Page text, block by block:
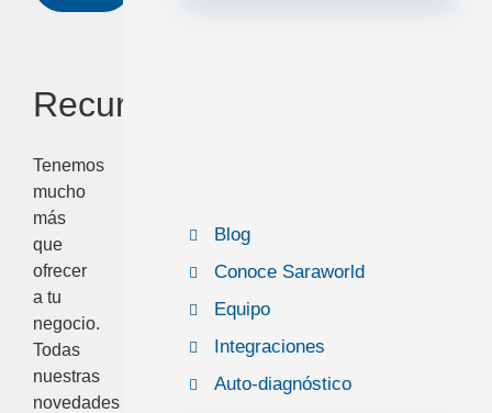
Recursos
Tenemos
mucho
más
que
ofrecer
a tu
negocio.
Todas
nuestras
novedades
Blog
Conoce Saraworld
Equipo
Integraciones
Auto-diagnóstico